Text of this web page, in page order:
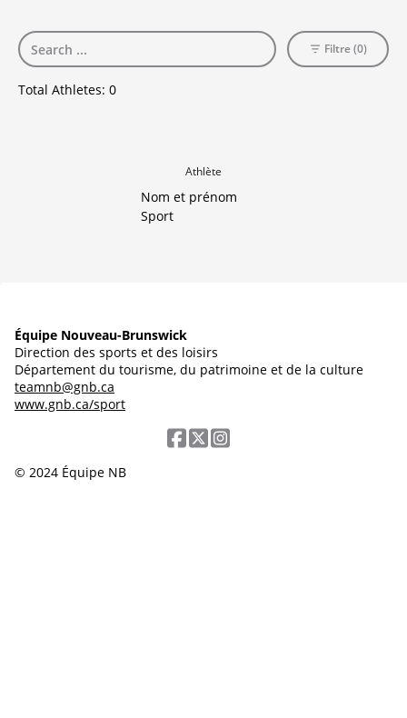
Total Athletes: 0
Filtre (0)
Athlète
Nom et prénom
Sport
Équipe Nouveau-Brunswick
Direction des sports et des loisirs
Département du tourisme, du patrimoine et de la culture
teamnb@gnb.ca
www.gnb.ca/sport
© 2024 Équipe NB